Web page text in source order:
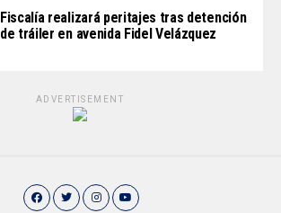
Fiscalía realizará peritajes tras detención
de tráiler en avenida Fidel Velázquez
ADVERTISEMENT